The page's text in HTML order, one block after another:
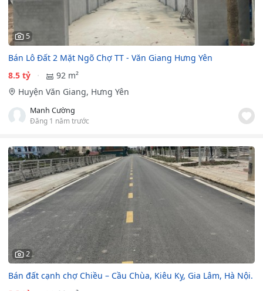
5
Bán Lô Đất 2 Mặt Ngõ Chợ TT - Văn Giang Hưng Yên
8.5 tỷ
92 m²
Huyện Văn Giang, Hưng Yên
Manh Cường
Đăng 1 năm trước
2
Bán đất cạnh chợ Chiều – Cầu Chùa, Kiêu Kỵ, Gia Lâm, Hà Nội.